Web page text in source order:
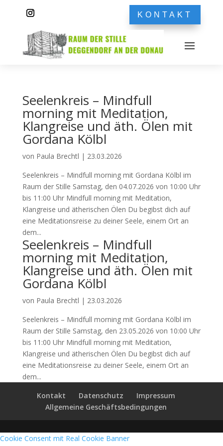
KONTAKT
Seelenkreis – Mindfull
morning mit Meditation,
Klangreise und äth. Ölen mit
Gordana Kölbl
von Paula Brechtl | 23.03.2026
Seelenkreis – Mindfull morning mit Gordana Kölbl im
Raum der Stille Samstag, den 04.07.2026 von 10:00 Uhr
bis 11:00 Uhr Mindfull morning mit Meditation,
Klangreise und ätherischen Ölen Du begibst dich auf
eine Meditationsreise zu deiner Seele, einem Ort an
dem...
Seelenkreis – Mindfull
morning mit Meditation,
Klangreise und äth. Ölen mit
Gordana Kölbl
von Paula Brechtl | 23.03.2026
Seelenkreis – Mindfull morning mit Gordana Kölbl im
Raum der Stille Samstag, den 23.05.2026 von 10:00 Uhr
bis 11:00 Uhr Mindfull morning mit Meditation,
Klangreise und ätherischen Ölen Du begibst dich auf
eine Meditationsreise zu deiner Seele, einem Ort an
dem...
Kontakt
Datenschutz
Impressum
Allgemeine Geschäftsbedingungen
Cookie Consent mit Real Cookie Banner